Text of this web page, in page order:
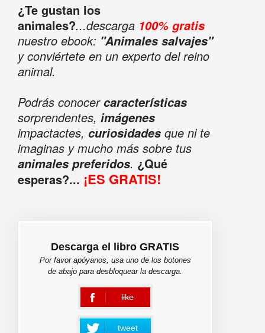
¿Te gustan los
animales?...descarga 100% gratis
nuestro ebook: "Animales salvajes"
y conviértete en un experto del reino
animal.
Podrás conocercaracterísticas
sorprendentes, imágenes
impactactes, curiosidadesque ni te
imaginas y mucho más sobre tus
animales preferidos. ¿Qué
esperas?... ¡ES GRATIS!
Descarga el libro GRATIS
Por favor apóyanos, usa uno de los botones
de abajo para desbloquear la descarga.
like
error
tweet